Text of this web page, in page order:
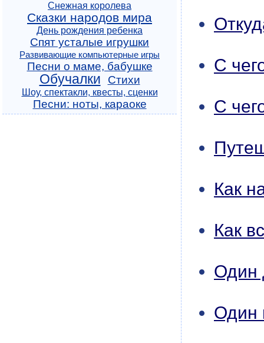
С
С
Как
Как
Один
Один
Снежная королева
Сказки народов мира
День рождения ребенка
Спят усталые игрушки
Развивающие компьютерные игры
Песни о маме, бабушке
Обучалки Стихи
Шоу, спектакли, квесты, сценки
Песни: ноты, караоке